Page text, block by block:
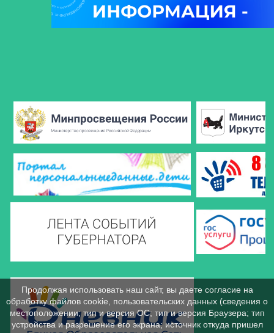
Продолжая использовать наш сайт, вы даете согласие на
обработку файлов cookie, пользовательских данных (сведения о
местоположении; тип и версия ОС; тип и версия Браузера; тип
устройства и разрешение его экрана; источник откуда пришел